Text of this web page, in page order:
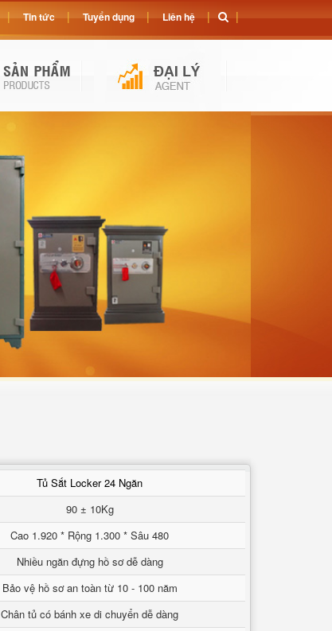
Tủ Sắt Locker 24 Ngăn
90 ± 10Kg
Cao 1.920 * Rộng 1.300 * Sâu 480
Nhiều ngăn đựng hồ sơ dễ dàng
Bảo vệ hồ sơ an toàn từ 10 - 100 năm
Chân tủ có bánh xe di chuyển dễ dàng
Tin tức Tuyển dụng Liên hệ